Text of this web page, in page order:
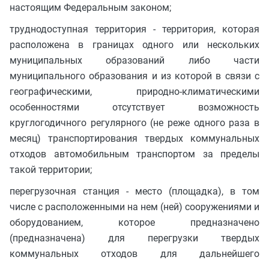
настоящим Федеральным законом;
труднодоступная территория - территория, которая
расположена в границах одного или нескольких
муниципальных образований либо части
муниципального образования и из которой в связи с
географическими, природно-климатическими
особенностями отсутствует возможность
круглогодичного регулярного (не реже одного раза в
месяц) транспортирования твердых коммунальных
отходов автомобильным транспортом за пределы
такой территории;
перегрузочная станция - место (площадка), в том
числе с расположенными на нем (ней) сооружениями и
оборудованием, которое предназначено
(предназначена) для перегрузки твердых
коммунальных отходов для дальнейшего